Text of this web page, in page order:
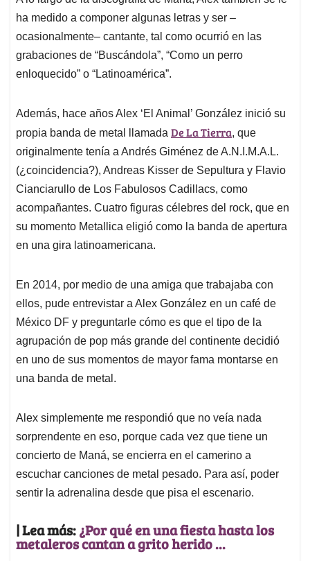
ha medido a componer algunas letras y ser –
ocasionalmente– cantante, tal como ocurrió en las
grabaciones de “Buscándola”, “Como un perro
enloquecido” o “Latinoamérica”.
Además, hace años Alex ‘El Animal’ González inició su
propia banda de metal llamada De La Tierra, que
originalmente tenía a Andrés Giménez de A.N.I.M.A.L.
(¿coincidencia?), Andreas Kisser de Sepultura y Flavio
Cianciarullo de Los Fabulosos Cadillacs, como
acompañantes. Cuatro figuras célebres del rock, que en
su momento Metallica eligió como la banda de apertura
en una gira latinoamericana.
En 2014, por medio de una amiga que trabajaba con
ellos, pude entrevistar a Alex González en un café de
México DF y preguntarle cómo es que el tipo de la
agrupación de pop más grande del continente decidió
en uno de sus momentos de mayor fama montarse en
una banda de metal.
Alex simplemente me respondió que no veía nada
sorprendente en eso, porque cada vez que tiene un
concierto de Maná, se encierra en el camerino a
escuchar canciones de metal pesado. Para así, poder
sentir la adrenalina desde que pisa el escenario.
| Lea más:¿Por qué en una fiesta hasta los
metaleros cantan a grito herido ...